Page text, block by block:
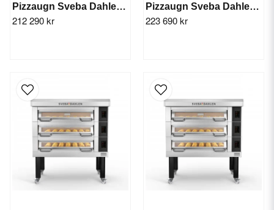
Pizzaugn Sveba Dahlen P-803, 3-däck
212 290 kr
Pizzaugn Sveba Dahlen P-803D, 3-däck
223 690 kr